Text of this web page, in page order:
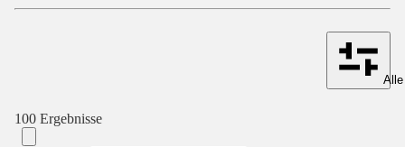
100 Ergebnisse